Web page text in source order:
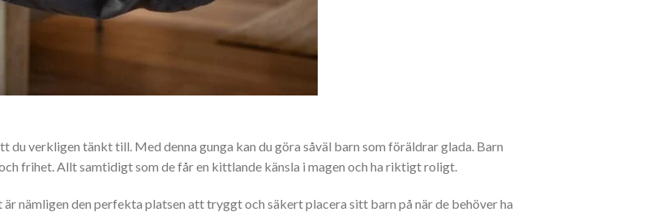
du verkligen tänkt till. Med denna gunga kan du göra såväl barn som föräldrar glada. Barn
frihet. Allt samtidigt som de får en kittlande känsla i magen och ha riktigt roligt.
är nämligen den perfekta platsen att tryggt och säkert placera sitt barn på när de behöver ha